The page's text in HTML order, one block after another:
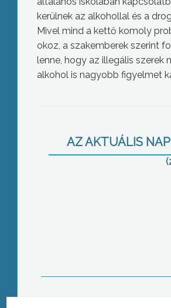
kerülnek az alkohollal és a
Mivel mind a kettő komoly
okoz, a szakemberek szerint
lenne, hogy az illegális szerek
alkohol is nagyobb figyelmet
AZ AKTUÁLIS